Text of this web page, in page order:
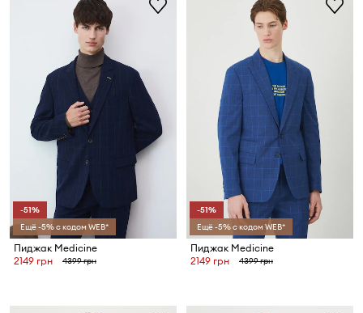
-51%
Ещё -5% с кодом WEB*
Пиджак Medicine
2149 грн
4399 грн
-51%
Ещё -5% с кодом WEB*
Пиджак Medicine
2149 грн
4399 грн